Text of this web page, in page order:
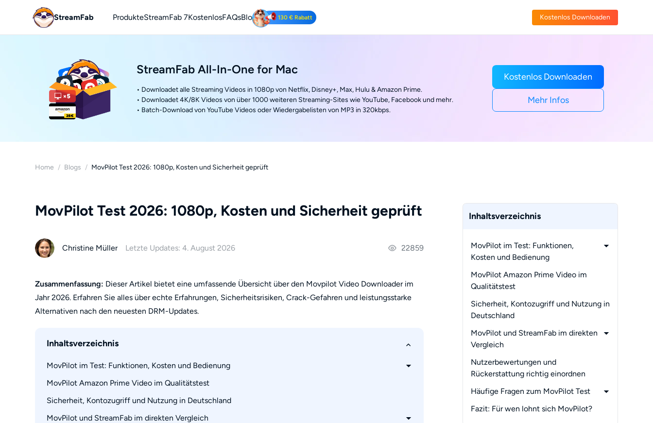
StreamFab ProdukteStreamFab 7Kostenlos
YouTube-Videos kostenlos herunterladen.
FAQsBlog 130 € Rabatt Kostenlos Downloaden
StreamFab All-In-One for Mac
• Downloadet alle Streaming Videos in 1080p von Netflix, Disney+, Max, Hulu & Amazon Prime.
• Downloadet 4K/8K Videos von über 1000 weiteren Streaming-Sites wie YouTube, Facebook und mehr.
• Batch-Download von YouTube Videos oder Wiedergabelisten von MP3 in 320kbps.
Kostenlos Downloaden
Mehr Infos
Home / Blogs / MovPilot Test 2026: 1080p, Kosten und Sicherheit geprüft
MovPilot Test 2026: 1080p, Kosten und Sicherheit geprüft
Christine Müller Letzte Updates: 4. August 2026 22859
Zusammenfassung: Dieser Artikel bietet eine umfassende Übersicht über den Movpilot Video Downloader im
Jahr 2026. Erfahren Sie alles über echte Erfahrungen, Sicherheitsrisiken, Crack-Gefahren und leistungsstarke
Alternativen nach den neuesten DRM-Updates.
Inhaltsverzeichnis
MovPilot im Test: Funktionen, Kosten und Bedienung
Unterstützte Dienste und Produktmodelle
Tarife, Testversion und Rückerstattung
MovPilot in vier Schritten bedienen
MovPilot Amazon Prime Video im Qualitätstest
Sicherheit, Kontozugriff und Nutzung in Deutschland
MovPilot und StreamFab im direkten Vergleich
Inhaltsverzeichnis
MovPilot im Test: Funktionen,
Kosten und Bedienung
- Unterstützte Dienste und
Produktmodelle
Rückerstattung
MovPilot Amazon Prime Video im
Qualitätstest
Sicherheit, Kontozugriff und Nutzung in
Deutschland
MovPilot und StreamFab im direkten
Vergleich
- StreamFab in vier Schritten testen
Nutzerbewertungen und
Rückerstattung richtig einordnen
Häufige Fragen zum MovPilot Test
- Ist MovPilot sicher?
Fazit: Für wen lohnt sich MovPilot?